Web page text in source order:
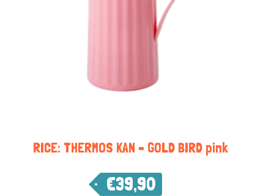
RICE: THERMOS KAN – GOLD BIRD pink
€39,90